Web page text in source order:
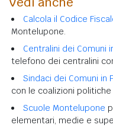
Calcola il Codice
Montelupone.
Centralini dei Comuni
telefono dei centralini
Sindaci dei Comuni in
con le coalizioni
Scuole Montelupone
elementari, medie e